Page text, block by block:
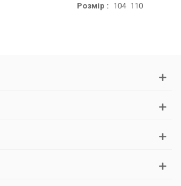
Розмір : 104 110